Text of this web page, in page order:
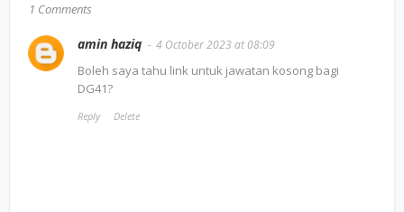
1 Comments
amin haziq 4 October 2023 at 08:09
Boleh saya tahu link untuk jawatan kosong bagi
DG41?
Reply Delete